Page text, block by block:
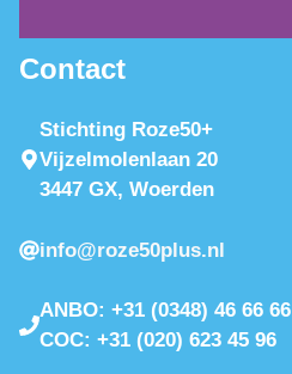
Contact
Stichting Roze50+
Vijzelmolenlaan 20
3447 GX, Woerden
info@roze50plus.nl
ANBO: +31 (0348) 46 66 66
COC: +31 (020) 623 45 96